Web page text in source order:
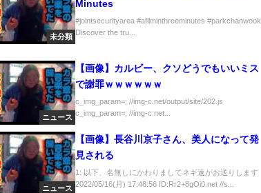
未分類
Minutes
#jointsecurityarea #afilminthreeminutes #parkchanwook
Discover the tru...
ニュース
【画像】カルビー、クソどうでもいいミス
で謝罪ｗｗｗｗｗｗ
c_img_param=; //img-c.net/output/site/202.js
c_img_param=; //img-c.net...
ニュース
【画像】長谷川京子さん、美人になって発
見される
1: 以下、名無しにかわりましてネギ速がお送りします
2022/05/16(月) 17:48:56 ID:Rr2+8gOi0.net //s...